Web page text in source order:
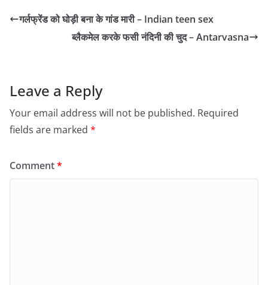
गर्लफ्रेंड को घोड़ी बना के गांड मारी – Indian teen sex
ब्लैकमेल करके फसी नंदिनी की चुद – Antarvasna
Leave a Reply
Your email address will not be published. Required
fields are marked *
Comment*